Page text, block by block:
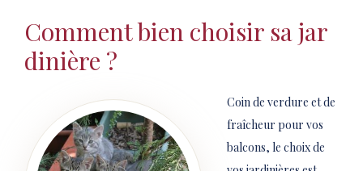
Comment bien choisir sa jar
dinière ?
Coin de verdure et de
fraîcheur pour vos
balcons, le choix de